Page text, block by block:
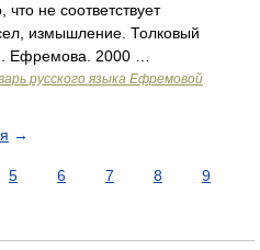
не соответствует
измышление. Толковый
Ефремова. 2000 …
русского языка Ефремовой
→
5 6 7 8
9